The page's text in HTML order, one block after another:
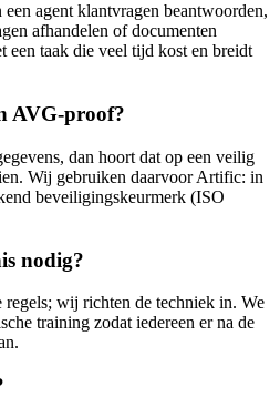
agent klantvragen beantwoorden,
afhandelen of documenten
een taak die veel tijd kost en breidt
AVG-proof?
dan hoort dat op een veilig
Wij gebruiken daarvoor Artific: in
beveiligingskeurmerk (ISO
nodig?
regels; wij richten de techniek in. We
training zodat iedereen er na de